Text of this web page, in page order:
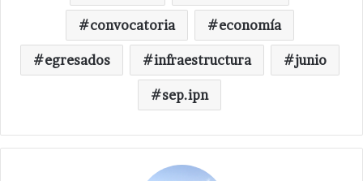
convocatoria economía
egresados infraestructura junio
sep.ipn